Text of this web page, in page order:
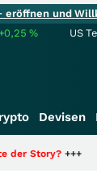
eröffnen und
+0,25% US
Devisen
+++